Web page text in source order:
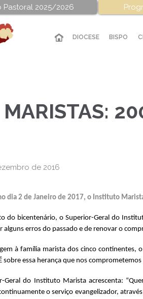
Pastoral 2025/2026
DIOCESE BISPO
MARISTAS:
de 2016
dia 2 de Janeiro de 2017, o Instituto
do bicentenário, o Superior-Geral do
alguns erros do passado e de renovar o
à família marista dos cinco continentes,
sobre essa herança que nos
Geral do Instituto Marista acrescenta:
o serviço evangelizador,